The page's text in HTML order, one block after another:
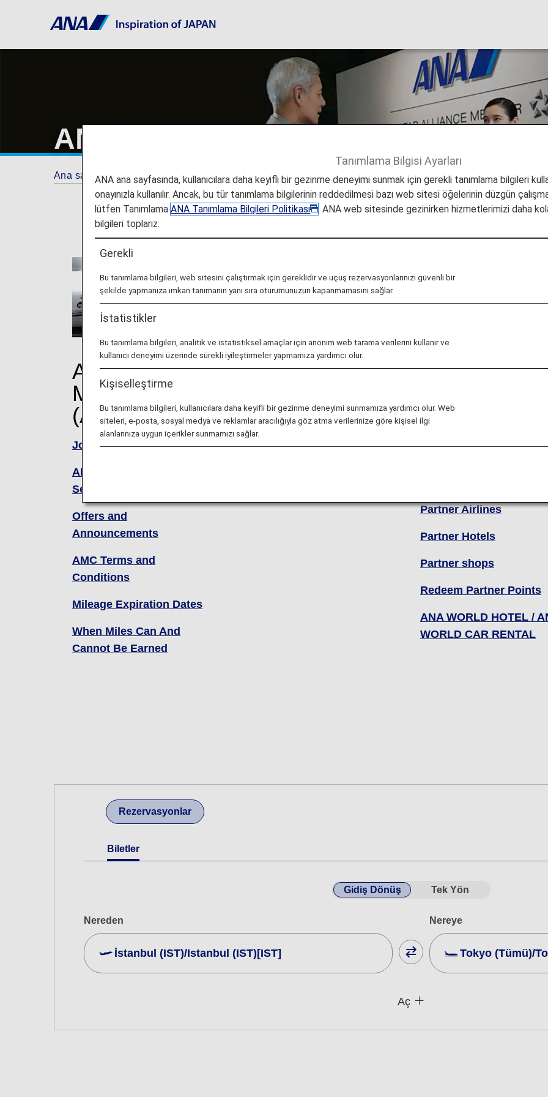
ANA Mileage Club
Ana sayfa ANA Mileage Club
About ANA
Mileage Club
(AMC)
Join ANA Mileage Club
AMC Family Account
Service
Offers and
Announcements
AMC Terms and
Conditions
Mileage Expiration Dates
When Miles Can And
Cannot Be Earned
ANA Mileage Club Members
Premium Member Services
ANA Japan Domestic
Partner Airlines
Partner Hotels
Partner shops
Redeem Partner Points
ANA WORLD HOTEL /
WORLD CAR RENTAL
Rezervasyonlar
Biletler
Gidiş Dönüş Tek Yön
Nereden
İstanbul (IST)/Istanbul (IST)[IST]
Nereye
Tokyo (Tümü)/
Aç
Tanımlama Bilgisi Ayarları
ANA ana sayfasında, kullanıcılara daha keyifli bir gezinme deneyimi sunmak için gerekli tanımlama bilgileri
onayınızla kullanılır. Ancak, bu tür tanımlama bilgilerinin reddedilmesi bazı web sitesi öğelerinin düzgün
lütfen TanımlamaANA Tanımlama Bilgileri Politikası
. ANA web sitesinde gezinirken hizmetlerimizi daha
bilgileri toplarız.
Gerekli
Bu tanımlama bilgileri, web sitesini çalıştırmak için gereklidir ve uçuş rezervasyonlarınızı güvenli bir
şekilde yapmanıza imkan tanımanın yanı sıra oturumunuzun kapanmamasını sağlar.
İstatistikler
Bu tanımlama bilgileri, analitik ve istatistiksel amaçlar için anonim web tarama verilerini kullanır ve
kullanıcı deneyimi üzerinde sürekli iyileştirmeler yapmamıza yardımcı olur.
Kişiselleştirme
Bu tanımlama bilgileri, kullanıcılara daha keyifli bir gezinme deneyimi sunmamıza yardımcı olur. Web
siteleri, e-posta, sosyal medya ve reklamlar aracılığıyla göz atma verilerinize göre kişisel ilgi
alanlarınıza uygun içerikler sunmamızı sağlar.